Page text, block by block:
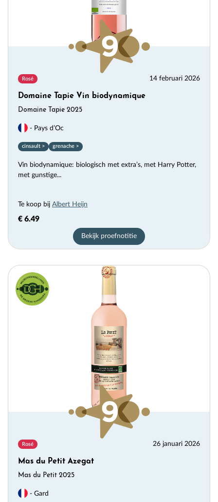
Rosé 14 februari 2026
Domaine Tapie Vin biodynamique
Domaine Tapie 2025
- Pays d’Oc
cinsault > grenache >
Vin biodynamique: biologisch met extra’s, met Harry Potter,
met gunstige...
Te koop bij Albert Heijn
€ 6.49
Bekijk proefnotitie
Rosé 26 januari 2026
Mas du Petit Azegat
Mas du Petit 2025
- Gard